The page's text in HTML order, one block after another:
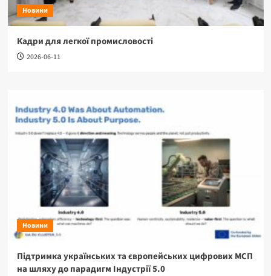
Новини
Кадри для легкої промисловості
2026-06-11
Новини
Підтримка українських та європейських цифрових МСП
на шляху до парадигм Індустрії 5.0